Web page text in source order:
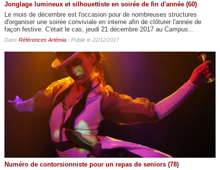
Jonglage lumineux et silhouettiste en soirée de fin d'année (60)
Le mois de décembre est l'occasion pour de nombreuses structures
d'organiser une soirée conviviale en interne afin de clôturer l'année de
façon festive. C'était le cas, jeudi 21 décembre 2017 au Campus...
Dans Références Artémia- Publié le 22/12/2017
Numéro de contorsionniste pour un repas de seniors (78)